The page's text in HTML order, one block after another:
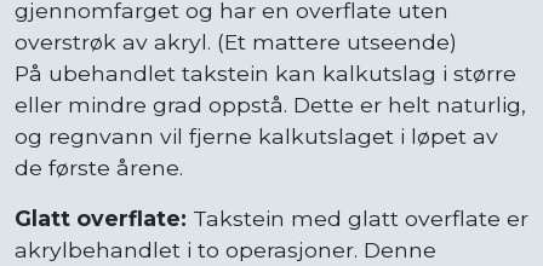
gjennomfarget og har en overflate uten
overstrøk av akryl. (Et mattere utseende)
På ubehandlet takstein kan kalkutslag i større
eller mindre grad oppstå. Dette er helt naturlig,
og regnvann vil fjerne kalkutslaget i løpet av
de første årene.
Glatt overflate: Takstein med glatt overflate er
akrylbehandlet i to operasjoner. Denne